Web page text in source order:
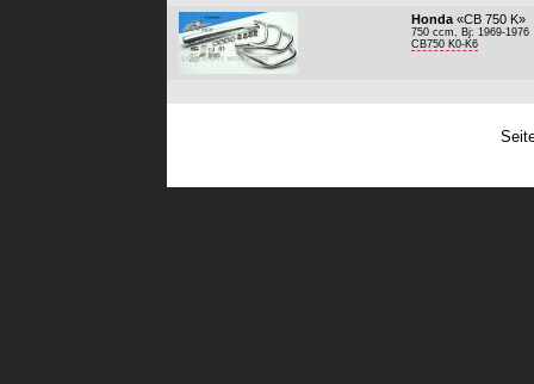
Honda «CB 750 K»
750 ccm, Bj: 1969-1976
CB750 K0-K6